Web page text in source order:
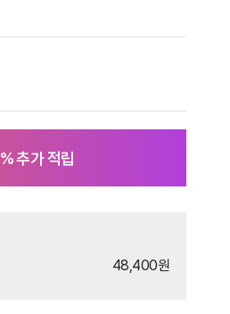
% 추가 적립
48,400원